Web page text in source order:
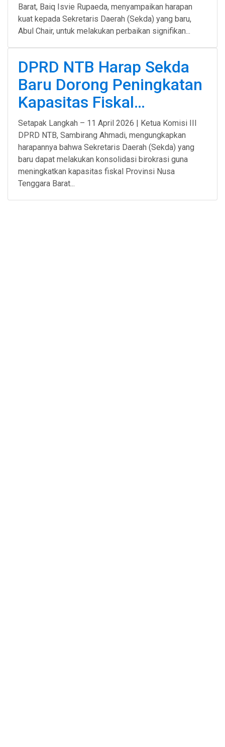
Barat, Baiq Isvie Rupaeda, menyampaikan harapan
kuat kepada Sekretaris Daerah (Sekda) yang baru,
Abul Chair, untuk melakukan perbaikan signifikan...
DPRD NTB Harap Sekda
Baru Dorong Peningkatan
Kapasitas Fiskal…
Setapak Langkah – 11 April 2026 | Ketua Komisi III
DPRD NTB, Sambirang Ahmadi, mengungkapkan
harapannya bahwa Sekretaris Daerah (Sekda) yang
baru dapat melakukan konsolidasi birokrasi guna
meningkatkan kapasitas fiskal Provinsi Nusa
Tenggara Barat...